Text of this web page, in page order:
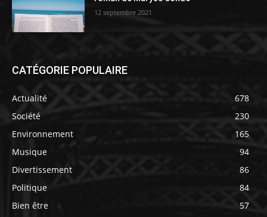
12 septembre 2021
CATÉGORIE POPULAIRE
Actualité
678
Société
230
Environnement
165
Musique
94
Divertissement
86
Politique
84
Bien être
57